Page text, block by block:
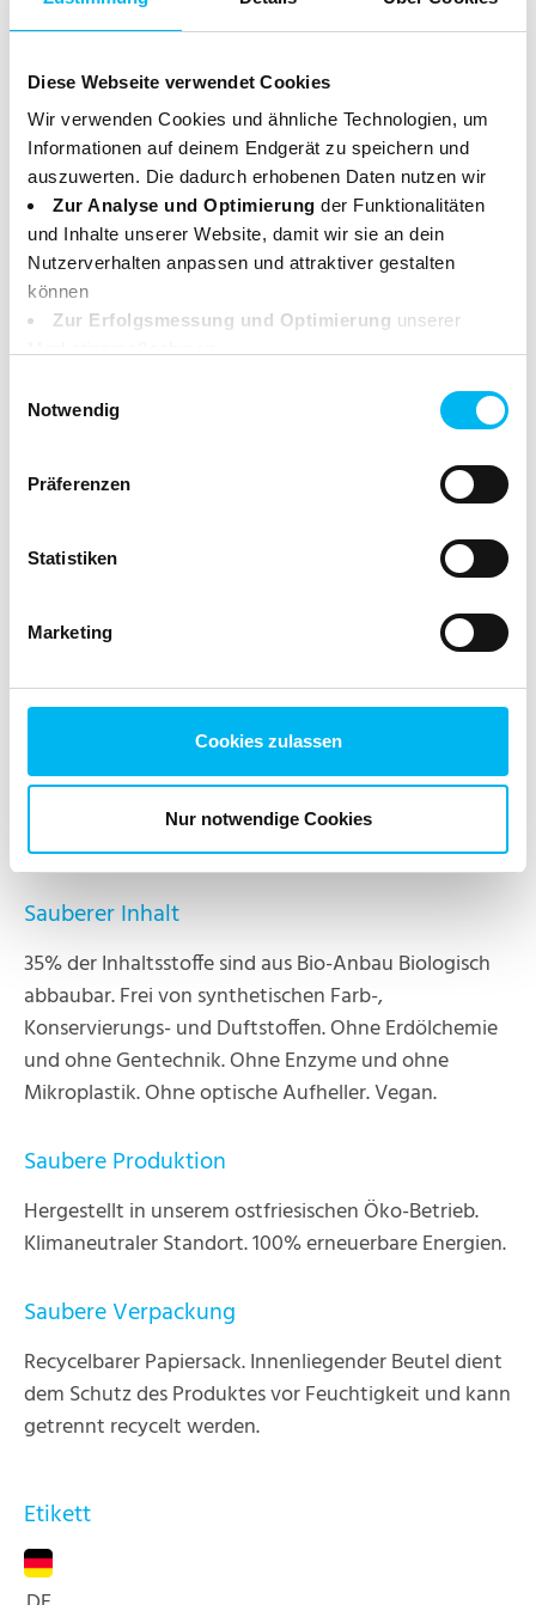
Diese Webseite verwendet Cookies
Wir verwenden Cookies und ähnliche Technologien, um
Informationen auf deinem Endgerät zu speichern und
auszuwerten. Die dadurch erhobenen Daten nutzen wir
Zur Analyse und Optimierung der Funktionalitäten
und Inhalte unserer Website, damit wir sie an dein
Nutzerverhalten anpassen und attraktiver gestalten
können
Zur Erfolgsmessung und Optimierung unserer
werden. Einige dieser Anbieter haben ihren Sitz
außerhalb des Europäischen Wirtschaftsraums (z. B. in
den USA). In diesen Fällen sorgen wir durch geeignete
Garantien für einen angemessenen Schutz deiner Daten.
Datenschutzerklärung
. Du kannst deine Einwilligung
jederzeit widerrufen. Nutze dafür den Button, den du am
Notwendig
Präferenzen
Statistiken
Marketing
Cookies zulassen
Nur notwendige Cookies
anrufen.
P501 - Inhalt / Behälter gemäß lokalen/regionalen
Vorschriften der Entsorgung zuführen.
UFI: AQD2-H08D-p00X-AMG0
Sicherheitsdatenblatt
Zusammensetzung
>30% Soda, Pflanzenseife
5-15% Kaliumchlorid, Trinatriumcitrat
Zertifikate
NCP und ist bei der Vegan Society sowie PETA
Zertifizierungen findest Du hier:
Sauberer Inhalt
35% der Inhaltsstoffe sind aus Bio-Anbau Biologisch
abbaubar. Frei von synthetischen Farb-,
Konservierungs- und Duftstoffen. Ohne Erdölchemie
und ohne Gentechnik. Ohne Enzyme und ohne
Mikroplastik. Ohne optische Aufheller. Vegan.
Saubere Produktion
Hergestellt in unserem ostfriesischen Öko-Betrieb.
Klimaneutraler Standort. 100% erneuerbare Energien.
Saubere Verpackung
Recycelbarer Papiersack. Innenliegender Beutel dient
dem Schutz des Produktes vor Feuchtigkeit und kann
getrennt recycelt werden.
Etikett